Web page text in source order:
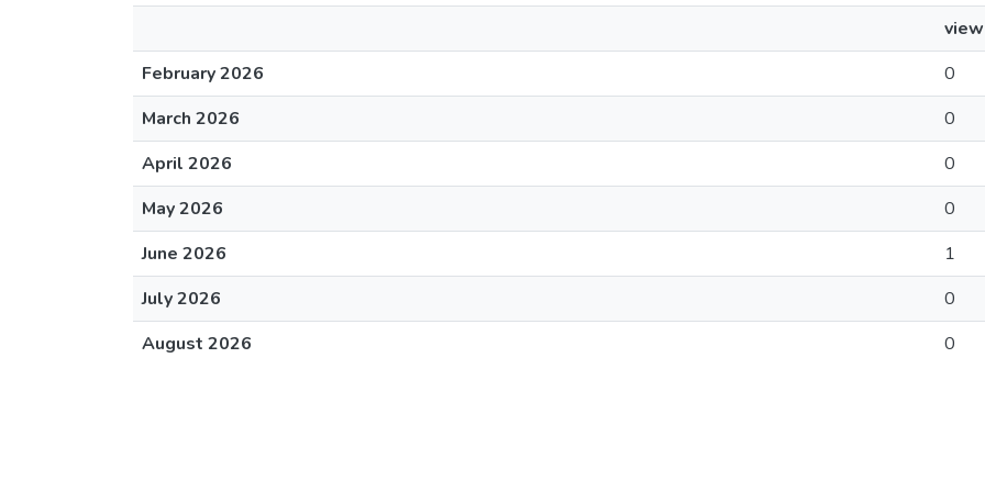
February 2026
0
March 2026
0
April 2026
0
May 2026
0
June 2026
1
July 2026
0
August 2026
0